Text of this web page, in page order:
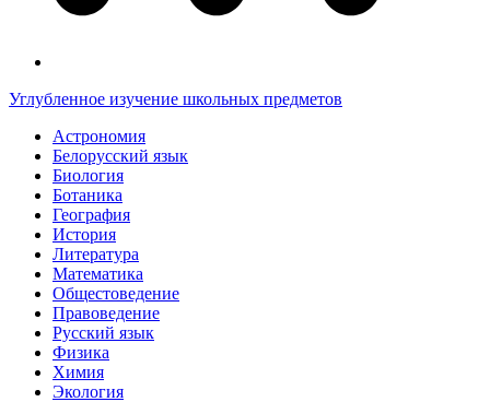
Углубленное изучение школьных предметов
Астрономия
Белорусский язык
Биология
Ботаника
География
История
Литература
Математика
Общестоведение
Правоведение
Русский язык
Физика
Химия
Экология